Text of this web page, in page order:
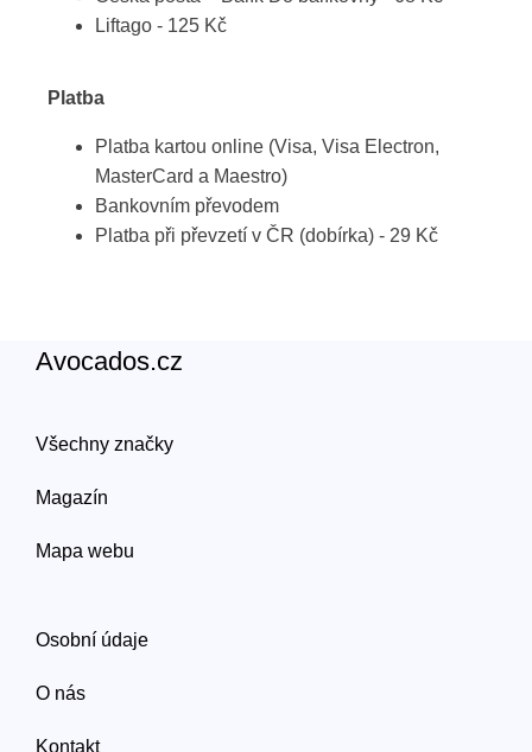
Liftago - 125 Kč
Platba
Platba kartou online (Visa, Visa Electron,
MasterCard a Maestro)
Bankovním převodem
Platba při převzetí v ČR (dobírka) - 29 Kč
Avocados.cz
Všechny značky
Magazín
Mapa webu
Osobní údaje
O nás
Kontakt